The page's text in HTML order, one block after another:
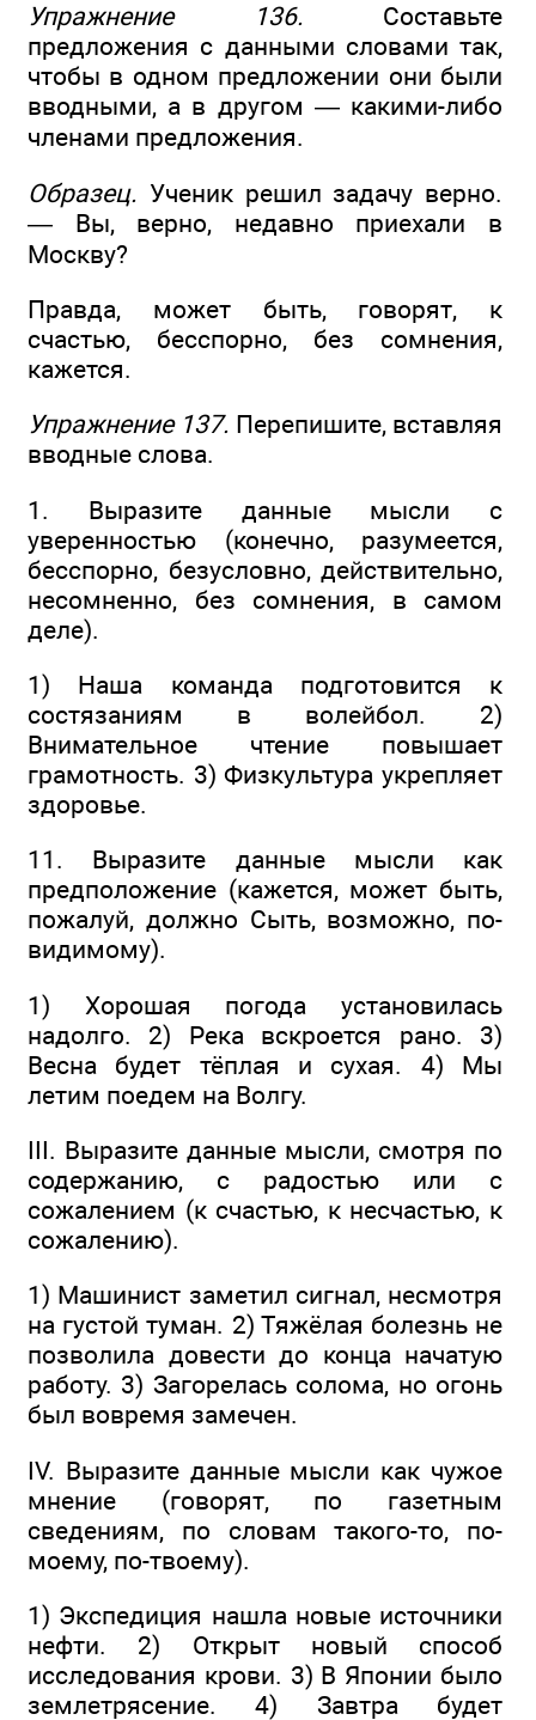
Упражнение 136. Составьте
предложения с данными словами так,
чтобы в одном предложении они были
вводными, а в другом — какими-либо
членами предложения.
Образец. Ученик решил задачу верно.
— Вы, верно, недавно приехали в
Москву?
Правда, может быть, говорят, к
счастью, бесспорно, без сомнения,
кажется.
Упражнение 137. Перепишите, вставляя
вводные слова.
1. Выразите данные мысли с
уверенностью (конечно, разумеется,
бесспорно, безусловно, действительно,
несомненно, без сомнения, в самом
деле).
1) Наша команда подготовится к
состязаниям в волейбол. 2)
Внимательное чтение повышает
грамотность. 3) Физкультура укрепляет
здоровье.
11. Выразите данные мысли как
предположение (кажется, может быть,
пожалуй, должно Сыть, возможно, по-
видимому).
1) Хорошая погода установилась
надолго. 2) Река вскроется рано. 3)
Весна будет тёплая и сухая. 4) Мы
летим поедем на Волгу.
III. Выразите данные мысли, смотря по
содержанию, с радостью или с
сожалением (к счастью, к несчастью, к
сожалению).
1) Машинист заметил сигнал, несмотря
на густой туман. 2) Тяжёлая болезнь не
позволила довести до конца начатую
работу. 3) Загорелась солома, но огонь
был вовремя замечен.
IV. Выразите данные мысли как чужое
мнение (говорят, по газетным
сведениям, по словам такого-то, по-
моему, по-твоему).
1) Экспедиция нашла новые источники
нефти. 2) Открыт новый способ
исследования крови. 3) В Японии было
землетрясение. 4) Завтра будет